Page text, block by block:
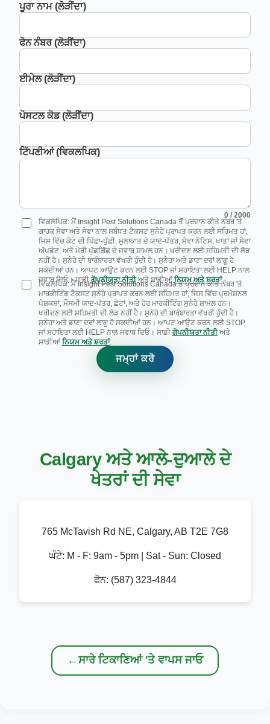
ਪੂਰਾ ਨਾਮ (ਲੋੜੀਂਦਾ)
ਫੋਨ ਨੰਬਰ (ਲੋੜੀਂਦਾ)
ਈਮੇਲ (ਲੋੜੀਂਦਾ)
ਪੋਸਟਲ ਕੋਡ (ਲੋੜੀਂਦਾ)
ਟਿੱਪਣੀਆਂ (ਵਿਕਲਪਿਕ)
0 / 2000
ਵਿਕਲਪਿਕ: ਮੈਂ Insight Pest Solutions Canada ਤੋਂ ਪ੍ਰਦਾਨ ਕੀਤੇ ਨੰਬਰ 'ਤੇ
ਗਾਹਕ ਸੇਵਾ ਅਤੇ ਸੇਵਾ ਨਾਲ ਸਬੰਧਤ ਟੈਕਸਟ ਸੁਨੇਹੇ ਪ੍ਰਾਪਤ ਕਰਨ ਲਈ ਸਹਿਮਤ ਹਾਂ,
ਜਿਸ ਵਿੱਚ ਕੋਟ ਦੀ ਪਿੱਛਾ-ਪੁੱਛੀ, ਮੁਲਾਕਾਤ ਦੇ ਯਾਦ-ਪੱਤਰ, ਸੇਵਾ ਨੋਟਿਸ, ਖਾਤਾ ਜਾਂ ਸੇਵਾ
ਅੱਪਡੇਟ, ਅਤੇ ਮੇਰੀ ਪੁੱਛਗਿੱਛ ਦੇ ਜਵਾਬ ਸ਼ਾਮਲ ਹਨ। ਖਰੀਦਣ ਲਈ ਸਹਿਮਤੀ ਦੀ ਲੋੜ
ਨਹੀਂ ਹੈ। ਸੁਨੇਹੇ ਦੀ ਬਾਰੰਬਾਰਤਾ ਵੱਖਰੀ ਹੁੰਦੀ ਹੈ। ਸੁਨੇਹਾ ਅਤੇ ਡਾਟਾ ਦਰਾਂ ਲਾਗੂ ਹੋ
ਸਕਦੀਆਂ ਹਨ। ਆਪਟ ਆਉਟ ਕਰਨ ਲਈ STOP ਜਾਂ ਸਹਾਇਤਾ ਲਈ HELP ਨਾਲ
ਜਵਾਬ ਦਿਓ। ਸਾਡੀ ਗੋਪਨੀਯਤਾ ਨੀਤੀ ਅਤੇ ਸਾਡੀਆਂ ਨਿਯਮ ਅਤੇ ਸ਼ਰਤਾਂ.
ਵਿਕਲਪਿਕ: ਮੈਂ Insight Pest Solutions Canada ਤੋਂ ਪ੍ਰਦਾਨ ਕੀਤੇ ਨੰਬਰ 'ਤੇ
ਮਾਰਕੀਟਿੰਗ ਟੈਕਸਟ ਸੁਨੇਹੇ ਪ੍ਰਾਪਤ ਕਰਨ ਲਈ ਸਹਿਮਤ ਹਾਂ, ਜਿਸ ਵਿੱਚ ਪ੍ਰਮੋਸ਼ਨਲ
ਪੇਸ਼ਕਸ਼ਾਂ, ਮੌਸਮੀ ਯਾਦ-ਪੱਤਰ, ਛੋਟਾਂ, ਅਤੇ ਹੋਰ ਮਾਰਕੀਟਿੰਗ ਸੁਨੇਹੇ ਸ਼ਾਮਲ ਹਨ।
ਖਰੀਦਣ ਲਈ ਸਹਿਮਤੀ ਦੀ ਲੋੜ ਨਹੀਂ ਹੈ। ਸੁਨੇਹੇ ਦੀ ਬਾਰੰਬਾਰਤਾ ਵੱਖਰੀ ਹੁੰਦੀ ਹੈ।
ਸੁਨੇਹਾ ਅਤੇ ਡਾਟਾ ਦਰਾਂ ਲਾਗੂ ਹੋ ਸਕਦੀਆਂ ਹਨ। ਆਪਟ ਆਉਟ ਕਰਨ ਲਈ STOP
ਜਾਂ ਸਹਾਇਤਾ ਲਈ HELP ਨਾਲ ਜਵਾਬ ਦਿਓ। ਸਾਡੀ ਗੋਪਨੀਯਤਾ ਨੀਤੀ ਅਤੇ
ਸਾਡੀਆਂ ਨਿਯਮ ਅਤੇ ਸ਼ਰਤਾਂ.
ਜਮ੍ਹਾਂ ਕਰੋ
Calgary ਅਤੇ ਆਲੇ-ਦੁਆਲੇ ਦੇ
ਖੇਤਰਾਂ ਦੀ ਸੇਵਾ
765 McTavish Rd NE, Calgary, AB T2E 7G8
ਘੰਟੇ: M - F: 9am - 5pm | Sat - Sun: Closed
ਫੋਨ: (587) 323-4844
←ਸਾਰੇ ਟਿਕਾਣਿਆਂ 'ਤੇ ਵਾਪਸ ਜਾਓ